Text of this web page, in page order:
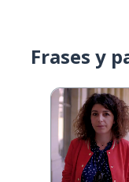
Frases y